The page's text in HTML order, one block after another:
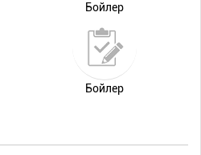
Бойлер
Бойлер